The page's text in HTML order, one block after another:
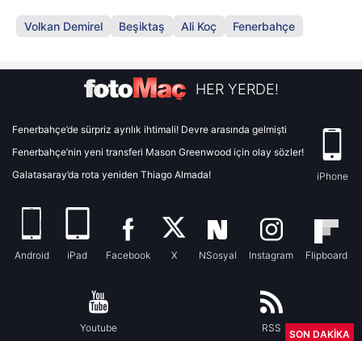
Volkan Demirel Beşiktaş Ali Koç Fenerbahçe
HER YERDE!
Fenerbahçe’de sürpriz ayrılık ihtimali! Devre arasında gelmişti
Fenerbahçe’nin yeni transferi Mason Greenwood için olay sözler!
Galatasaray’da rota yeniden Thiago Almada!
iPhone
Android iPad Facebook X NSosyal Instagram Flipboard
Youtube RSS
SON DAKİKA